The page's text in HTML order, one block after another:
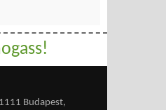
Budapest,